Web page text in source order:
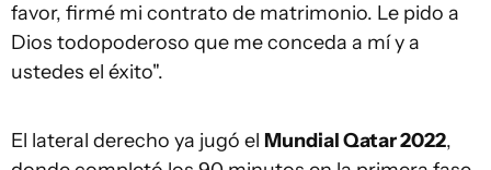
favor, firmé mi contrato de matrimonio. Le pido a
Dios todopoderoso que me conceda a mí y a
ustedes el éxito".
El lateral derecho ya jugó el Mundial Qatar 2022,